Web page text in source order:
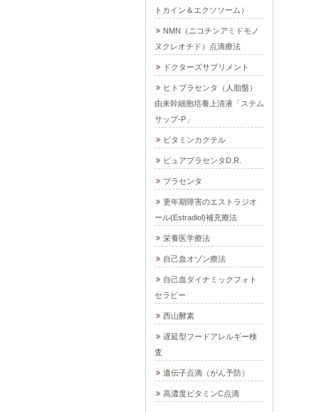
トカイン＆エクソソーム）
NMN（ニコチンアミドモノ
ヌクレオチド）点滴療法
ドクターズサプリメント
ヒトプラセンタ（人胎盤）
由来幹細胞培養上清液「ステム
サップ-P」
ビタミンカクテル
ピュアプラセンタD.R.
プラセンタ
更年期障害のエストラジオ
ール(Estradiol)補充療法
栄養医学療法
自己血オゾン療法
自己血ダイナミックフォト
セラピー
西山酵素
遅延型フードアレルギー検
査
遺伝子点滴（がん予防）
高濃度ビタミンC点滴